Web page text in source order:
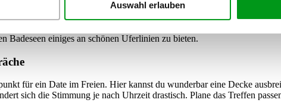
Auswahl erlauben
sanfte Plätschern im Hintergrund schafft eine gemütliche und lockere
Badeseen einiges an schönen Uferlinien zu bieten.
für ein Date im Freien. Hier kannst du wunderbar eine Decke
sich die Stimmung je nach Uhrzeit drastisch. Plane das Treffen